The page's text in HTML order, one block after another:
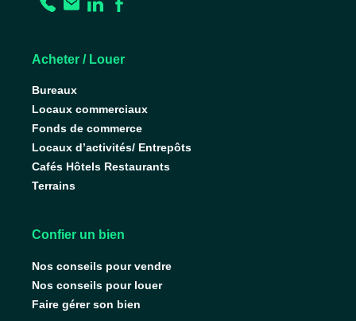
Acheter / Louer
Bureaux
Locaux commerciaux
Fonds de commerce
Locaux d’activités/ Entrepôts
Cafés Hôtels Restaurants
Terrains
Confier un bien
Nos conseils pour vendre
Nos conseils pour louer
Faire gérer son bien